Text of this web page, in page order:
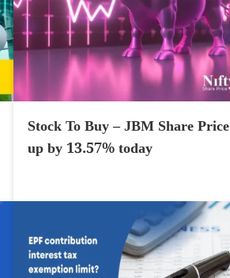
Stock To Buy – JBM Share Price
up by 13.57% today